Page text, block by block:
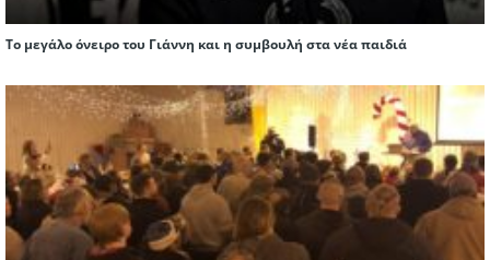
Το μεγάλο όνειρο του Γιάννη και η συμβουλή στα νέα παιδιά